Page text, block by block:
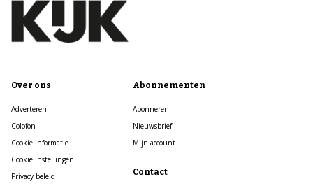
Over ons
Adverteren
Colofon
Cookie informatie
Cookie Instellingen
Privacy beleid
Abonnementen
Abonneren
Nieuwsbrief
Mijn account
Contact